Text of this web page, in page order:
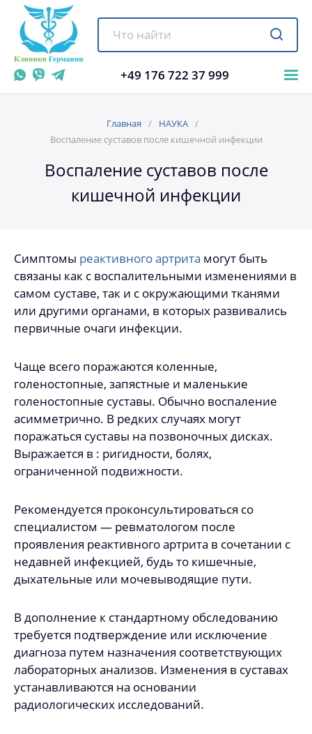
+49 176 722 37 999
Главная
НАУКА
Воспаление суставов после кишечной инфекции
Воспаление суставов после
кишечной инфекции
Симптомы реактивного артрита могут быть
связаны как с воспалительными изменениями в
самом суставе, так и с окружающими тканями
или другими органами, в которых развивались
первичные очаги инфекции.
Чаще всего поражаются коленные,
голеностопные, запястные и маленькие
голеностопные суставы. Обычно воспаление
асимметрично. В редких случаях могут
поражаться суставы на позвоночных дисках.
Выражается в : ригидности, болях,
ограниченной подвижности.
Рекомендуется проконсультироваться со
специалистом — ревматологом после
проявления реактивного артрита в сочетании с
недавней инфекцией, будь то кишечные,
дыхательные или мочевыводящие пути.
В дополнение к стандартному обследованию
требуется подтверждение или исключение
диагноза путем назначения соответствующих
лабораторных анализов. Изменения в суставах
устанавливаются на основании
радиологических исследований.